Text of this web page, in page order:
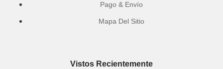
Pago & Envío
Mapa Del Sitio
Vistos Recientemente